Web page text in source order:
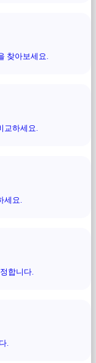
찾아보세요.
교하세요.
요.
합니다.
.